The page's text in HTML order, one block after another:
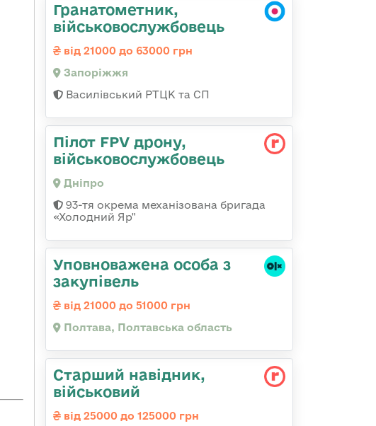
Гранатометник,
військовослужбовець
від 21000 до 63000 грн
Запоріжжя
Василівський РТЦК та СП
Пілот FPV дрону,
військовослужбовець
Дніпро
93-тя окрема механізована бригада
«Холодний Яр"
Уповноважена особа з
закупівель
від 21000 до 51000 грн
Полтава, Полтавська область
Стаpший навідник,
військовий
від 25000 до 125000 грн